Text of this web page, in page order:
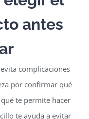
antes
complicaciones
por confirmar qué
te permite hacer
te ayuda a evitar